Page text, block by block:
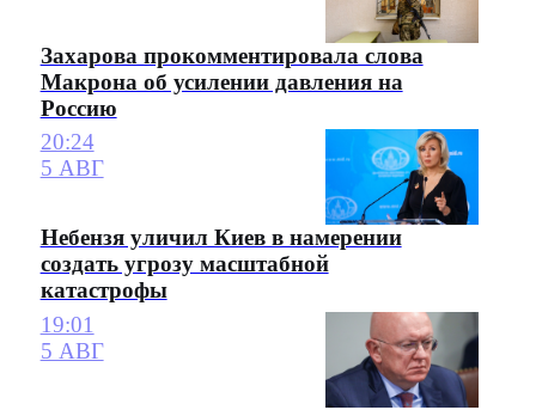
Захарова прокомментировала слова
Макрона об усилении давления на
Россию
20:24
5 АВГ
Небензя уличил Киев в намерении
создать угрозу масштабной
катастрофы
19:01
5 АВГ